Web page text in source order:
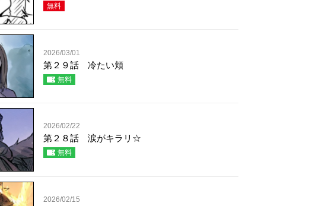
無料
2026/03/01
第２９話 冷たい頬
無料
2026/02/22
第２８話 涙がキラリ☆
無料
2026/02/15